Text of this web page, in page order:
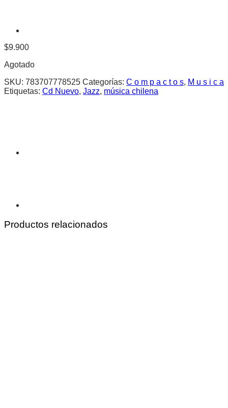
$9.900
Agotado
SKU: 783707778525 Categorías: C o m p a c t o s, M u s i c a
Etiquetas: Cd Nuevo, Jazz, música chilena
Productos relacionados